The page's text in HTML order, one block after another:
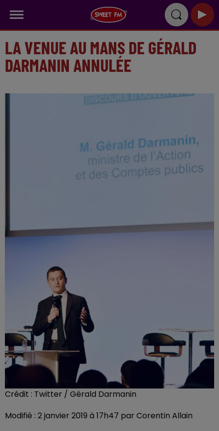
LA VENUE AU MANS DE GÉRALD
DARMANIN ANNULÉE
Crédit : Twitter / Gérald Darmanin
Modifié : 2 janvier 2019 à 17h47 par Corentin Allain